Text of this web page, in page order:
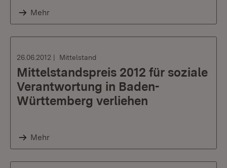
Mehr
26.06.2012 Mittelstand
Mittelstandspreis 2012 für soziale
Verantwortung in Baden-
Württemberg verliehen
Mehr